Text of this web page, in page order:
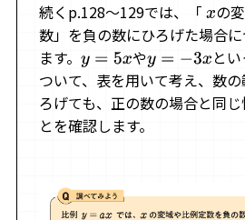
続くp.128～129では、「 xの
数」を負の数にひろげた場合
ます。 y=5x やy=−3 x
と
ついて、表を用いて考え、数
ろげても、正の数の場合と同
とを確認します。